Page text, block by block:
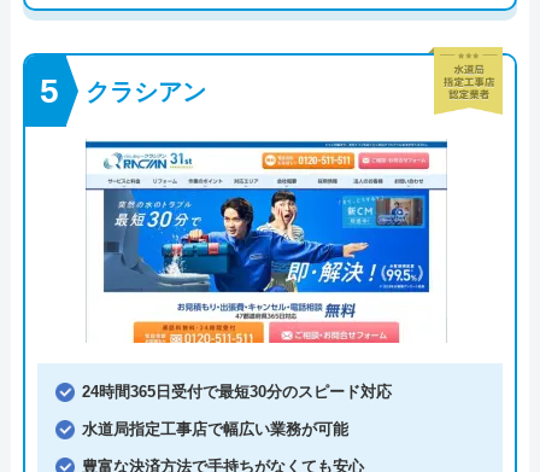
クラシアン
24時間365日受付で最短30分のスピード対応
水道局指定工事店で幅広い業務が可能
豊富な決済方法で手持ちがなくても安心